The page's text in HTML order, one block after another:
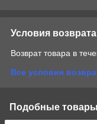
Условия возврата
Возврат товара в
Все условия
Подобные